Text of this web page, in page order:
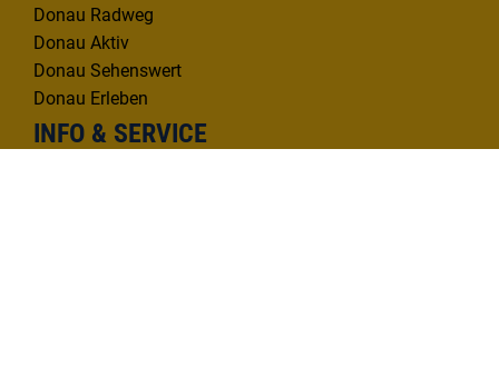
Donau Radweg
Donau Aktiv
Donau Sehenswert
Donau Erleben
INFO & SERVICE